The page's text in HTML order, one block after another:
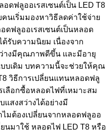
ดฟลูออเรสเซนต์เป็น LED T8
นเริ่มมองหาวิธีลดค่าใช้จ่าย
ดฟลูออเรสเซนต์เป็นหลอด
ด้รับความนิยม เนื่องจาก
างมีคุณภาพดีขึ้น และมีอายุ
บเดิม บทความนี้จะช่วยให้คุณ
วิธีการเปลี่ยนแทนหลอดฟลู
เลือกซื้อหลอดไฟที่เหมาะสม
แสงสว่างได้อย่างมี
มต้องเปลี่ยนจากหลอดฟลูออ
ยนมาใช้ หลอดไฟ LED T8 หรือ